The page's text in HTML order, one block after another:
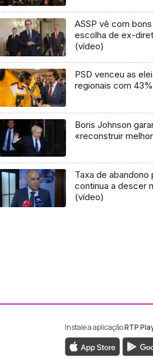
ASSP vê com
escolha de ex-
(vídeo)
PSD venceu as
regionais com
Boris Johnson
«reconstruir
Taxa de
continua a descer
(vídeo)
da RTP Madeira
da RTP
Instale a aplicaçãoRTP